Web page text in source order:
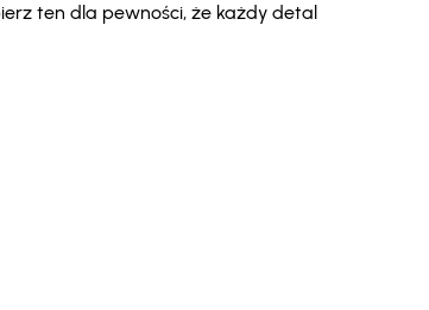
ten dla pewności, że każdy detal